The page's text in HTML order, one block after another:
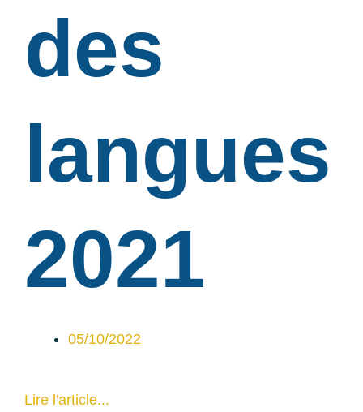
des
langues
2021
05/10/2022
Lire l'article...